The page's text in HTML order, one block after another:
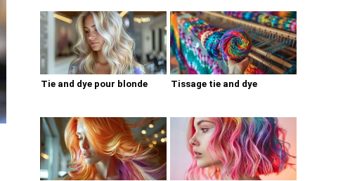
Tie and dye pour blonde Tissage tie and dye